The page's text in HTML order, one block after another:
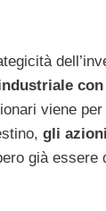
viene
gli
già essere